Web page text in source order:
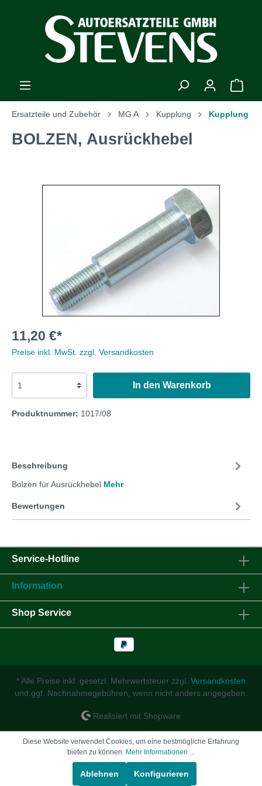
Ersatzteile und Zubehör MG A Kupplung Kupplung
BOLZEN, Ausrückhebel
11,20 €*
Preise inkl. MwSt. zzgl. Versandkosten
In den Warenkorb
Produktnummer: 1017/08
Beschreibung
Bolzen für Ausrückhebel Mehr
Bewertungen
Service-Hotline
Information
Shop Service
* Alle Preise inkl. gesetzl. Mehrwertsteuer zzgl. Versandkosten
und ggf. Nachnahmegebühren, wenn nicht anders angegeben.
Realisiert mit Shopware
Diese Website verwendet Cookies, um eine bestmögliche Erfahrung
bieten zu können. Mehr Informationen ...
Ablehnen Konfigurieren